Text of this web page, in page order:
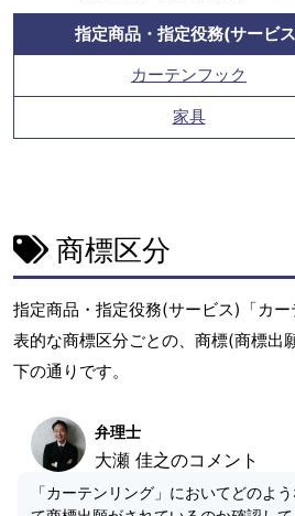
指定商品・指定役務(サービ
カーテンフック
家具
商標区分
指定商品・指定役務(サービス)「カ
表的な商標区分ごとの、商標(商標出
下の通りです。
弁理士
大瀬 佳之のコメント
「カーテンリング」においてどのよ